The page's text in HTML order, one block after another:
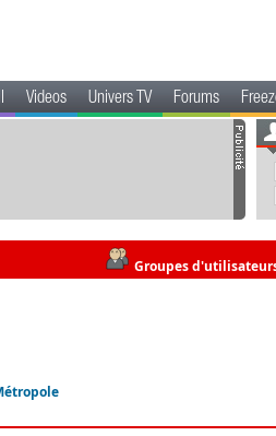
Videos Univers TV Forums
Groupes